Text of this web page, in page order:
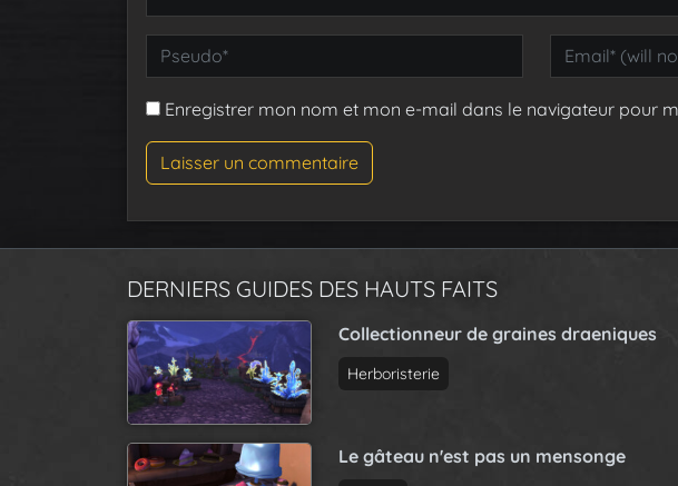
Enregistrer mon nom et mon e-mail dans le navigateur pour
DERNIERS GUIDES DES HAUTS FAITS
Collectionneur de graines draeniques
Herboristerie
Le gâteau n'est pas un mensonge